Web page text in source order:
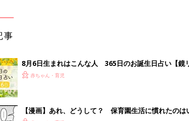
< 2 3 4